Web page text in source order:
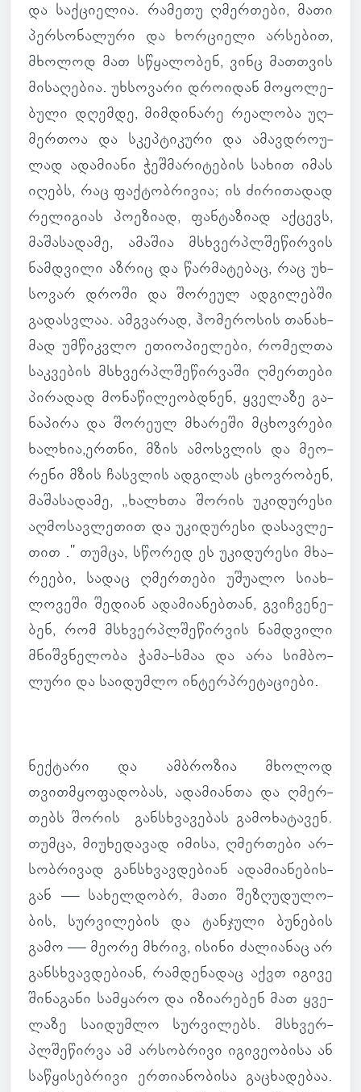
და საქ­ცი­ე­ლია. რა­მეთუ ღმერ­თები, მათი
პერ­სო­ნა­ლური და ხორ­ცი­ელი არ­სე­ბით,
მხო­ლოდ მათ სწყა­ლო­ბენ, ვინც მათ­თვის
მი­სა­ღე­ბია. უხ­სო­ვარი დრო­ი­დან მო­ყო­ლე­
ბული დღემდე, მიმ­დი­ნარე რე­ა­ლობა უღ­
მერ­თოა და სკეპ­ტი­კური და ამავდრო­უ­
ლად ადა­მი­ანი ჭეშ­მა­რი­ტე­ბის სახით იმას
იღებს, რაც ფაქ­ტობ­რი­ვია; ის ძი­რი­თა­დად
რე­ლი­გიას პო­ე­ზიად, ფან­ტა­ზიად აქ­ცევს,
მა­შა­სა­დამე, ამა­შია მსხვერ­პლშე­წირ­ვის
ნამ­დვილი აზრიც და წარ­მა­ტე­ბაც, რაც უხ­
სო­ვარ დროში და შო­რეულ ად­გი­ლებში
გა­დას­ვლაა. ამ­გვა­რად, ჰო­მე­რო­სის თა­ნახ­
მად უმ­წიკ­ვლო ეთი­ო­პი­ე­ლები, რო­მელთა
საკ­ვე­ბის მსხვერ­პლშე­წირ­ვაში ღმერ­თები
პი­რა­დად მო­ნა­წი­ლე­ობ­დნენ, ყვე­ლაზე გა­
ნა­პირა და შო­რეულ მხა­რეში მცხოვ­რები
ხალ­ხია,ერთნი, მზის ამოს­ვლის და მე­ო­
რენი მზის ჩას­ვლის ად­გი­ლას ცხოვ­რო­ბენ,
მა­შა­სა­დამე, „ხალ­ხთა შორის უკი­დუ­რესი
აღ­მო­სავ­ლე­თით და უკი­დუ­რესი და­სავ­ლე­
თით ." თუმცა, სწო­რედ ეს უკი­დუ­რესი მხა­
რე­ები, სადაც ღმერ­თები უშუ­ალო სი­ახ­
ლო­ვეში შე­დიან ადა­მი­ა­ნებ­თან, გვიჩ­ვე­ნე­
ბენ, რომ მსხვერ­პლშე­წირ­ვის ნამ­დვილი
მნიშ­ვნე­ლობა ჭამა-სმაა და არა სიმ­ბო­
ლური და სა­ი­დუმლო ინ­ტერპრე­ტა­ცი­ები.
ნექ­ტარი და ამ­ბრო­ზია მხო­ლოდ
თვითმყო­ფა­დო­ბას, ადა­მი­ანთა და ღმერ­
თებს შორის გან­სხვა­ვე­ბას გა­მო­ხა­ტა­ვენ.
თუმცა, მი­უ­ხე­და­ვად იმისა, ღმერ­თები არ­
სობ­რი­ვად გან­სხვავ­დე­ბიან ადა­მი­ა­ნე­ბის­
გან — სა­ხელ­დობრ, მათი შე­ზღუ­დუ­ლო­
ბის, სურ­ვი­ლე­ბის და ტან­ჯული ბუ­ნე­ბის
გამო — მეორე მხრივ, ისინი ძა­ლი­ა­ნაც არ
გან­სხვავ­დე­ბიან, რამ­დე­ნა­დაც აქვთ იგივე
ში­ნა­განი სამ­ყარო და იზი­ა­რე­ბენ მათ ყვე­
ლაზე სა­ი­დუმლო სურ­ვი­ლებს. მსხვერ­
პლშე­წირვა ამ არ­სობ­რივი იგი­ვე­ო­ბისა ან
სა­წყი­სებ­რივი ერ­თი­ა­ნო­ბისა გა­ცხა­დე­ბაა.